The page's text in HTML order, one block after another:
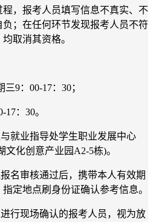
，报考人员填写信息不真实、不
；在任何环节发现报考人员不符
取消其资格。
9：00-17：30；
：30。
就业指导处学生职业发展中心
化创意产业园A2-5栋)。
名审核通过后，携带本人有效期
定地点刷身份证确认参考信息。
行现场确认的报考人员，视为放